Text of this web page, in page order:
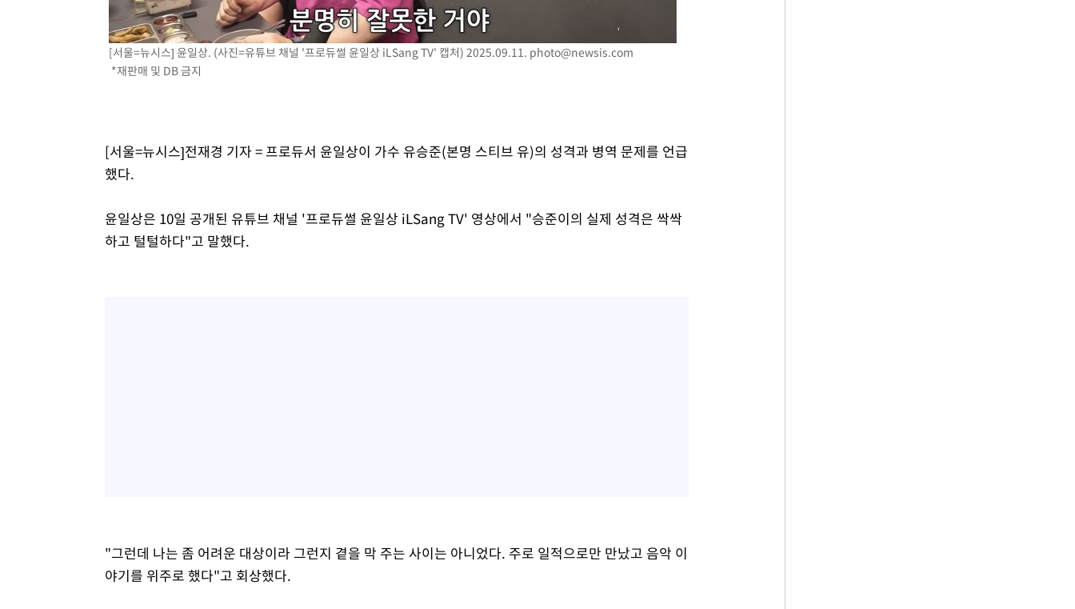
[서울=뉴시스] 윤일상. (사진=유튜브 채널 '프로듀썰 윤일상 iLSang TV' 캡처) 2025.09.11. photo@newsis.com
*재판매 및 DB 금지
[서울=뉴시스]전재경 기자 = 프로듀서 윤일상이 가수 유승준(본명 스티브 유)의 성격과 병역 문제를 언급
했다.
윤일상은 10일 공개된 유튜브 채널 '프로듀썰 윤일상 iLSang TV' 영상에서 "승준이의 실제 성격은 싹싹
하고 털털하다"고 말했다.
"그런데 나는 좀 어려운 대상이라 그런지 곁을 막 주는 사이는 아니었다. 주로 일적으로만 만났고 음악 이
야기를 위주로 했다"고 회상했다.